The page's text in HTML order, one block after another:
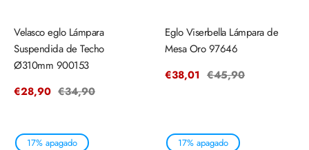
Velasco eglo Lámpara
Suspendida de Techo
Ø310mm 900153
Precio
€28,90 Precio
€34,90
Eglo Viserbella Lámpara de
Mesa Oro 97646
Precio
€38,01 Precio
€45,90
17% apagado 17% apagado